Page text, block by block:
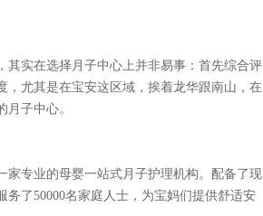
其实在选择月子中心上并非易事：首先综合评
，尤其是在宝安这区域，挨着龙华跟南山，在
子中心。
家专业的母婴一站式月子护理机构。配备了现
了50000名家庭人士，为宝妈们提供舒适安